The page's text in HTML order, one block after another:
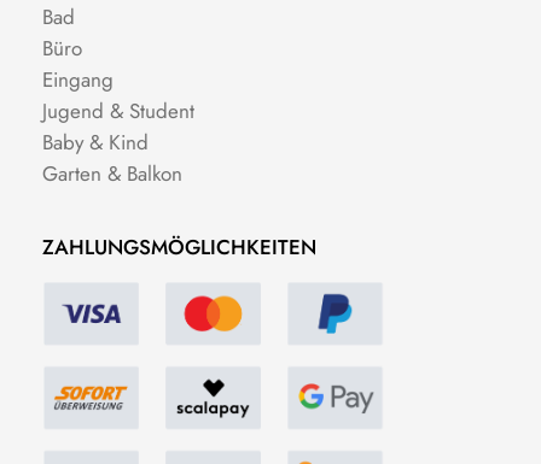
Bad
Büro
Eingang
Jugend & Student
Baby & Kind
Garten & Balkon
ZAHLUNGSMÖGLICHKEITEN